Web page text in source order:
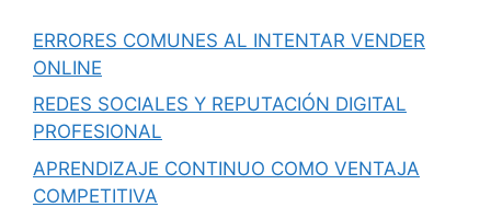
ERRORES COMUNES AL INTENTAR VENDER
ONLINE
REDES SOCIALES Y REPUTACIÓN DIGITAL
PROFESIONAL
APRENDIZAJE CONTINUO COMO VENTAJA
COMPETITIVA